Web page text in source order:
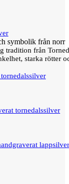
symbolik från norr
tradition från
starka rötter